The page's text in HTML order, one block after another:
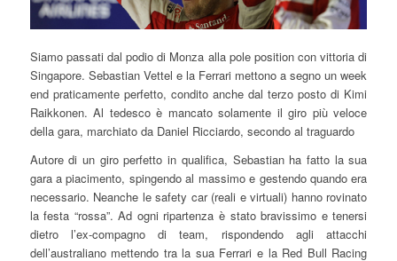
Siamo passati dal podio di Monza alla pole position con vittoria di
Singapore. Sebastian Vettel e la Ferrari mettono a segno un week
end praticamente perfetto, condito anche dal terzo posto di Kimi
Raikkonen. Al tedesco è mancato solamente il giro più veloce
della gara, marchiato da Daniel Ricciardo, secondo al traguardo
Autore di un giro perfetto in qualifica, Sebastian ha fatto la sua
gara a piacimento, spingendo al massimo e gestendo quando era
necessario. Neanche le safety car (reali e virtuali) hanno rovinato
la festa “rossa”. Ad ogni ripartenza è stato bravissimo e tenersi
dietro l’ex-compagno di team, rispondendo agli attacchi
dell’australiano mettendo tra la sua Ferrari e la Red Bull Racing